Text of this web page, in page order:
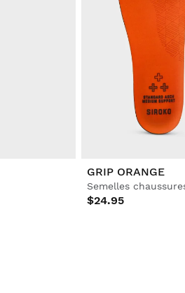
GRIP ORANGE
Semelles
$24.95